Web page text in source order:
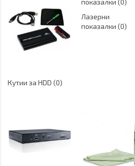
Кутии за HDD (0)
Лазерни
показалки (0)